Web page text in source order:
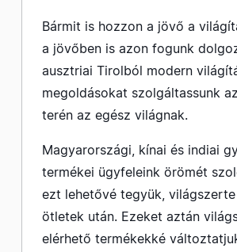
Bármit is hozzon a jövő a
a jövőben is azon fogunk
ausztriai Tirolból modern
megoldásokat szolgáltassunk
terén az egész világnak.
Magyarországi, kínai és indiai
termékei ügyfeleink örömét
ezt lehetővé tegyük,
ötletek után. Ezeket aztán
elérhető termékekké